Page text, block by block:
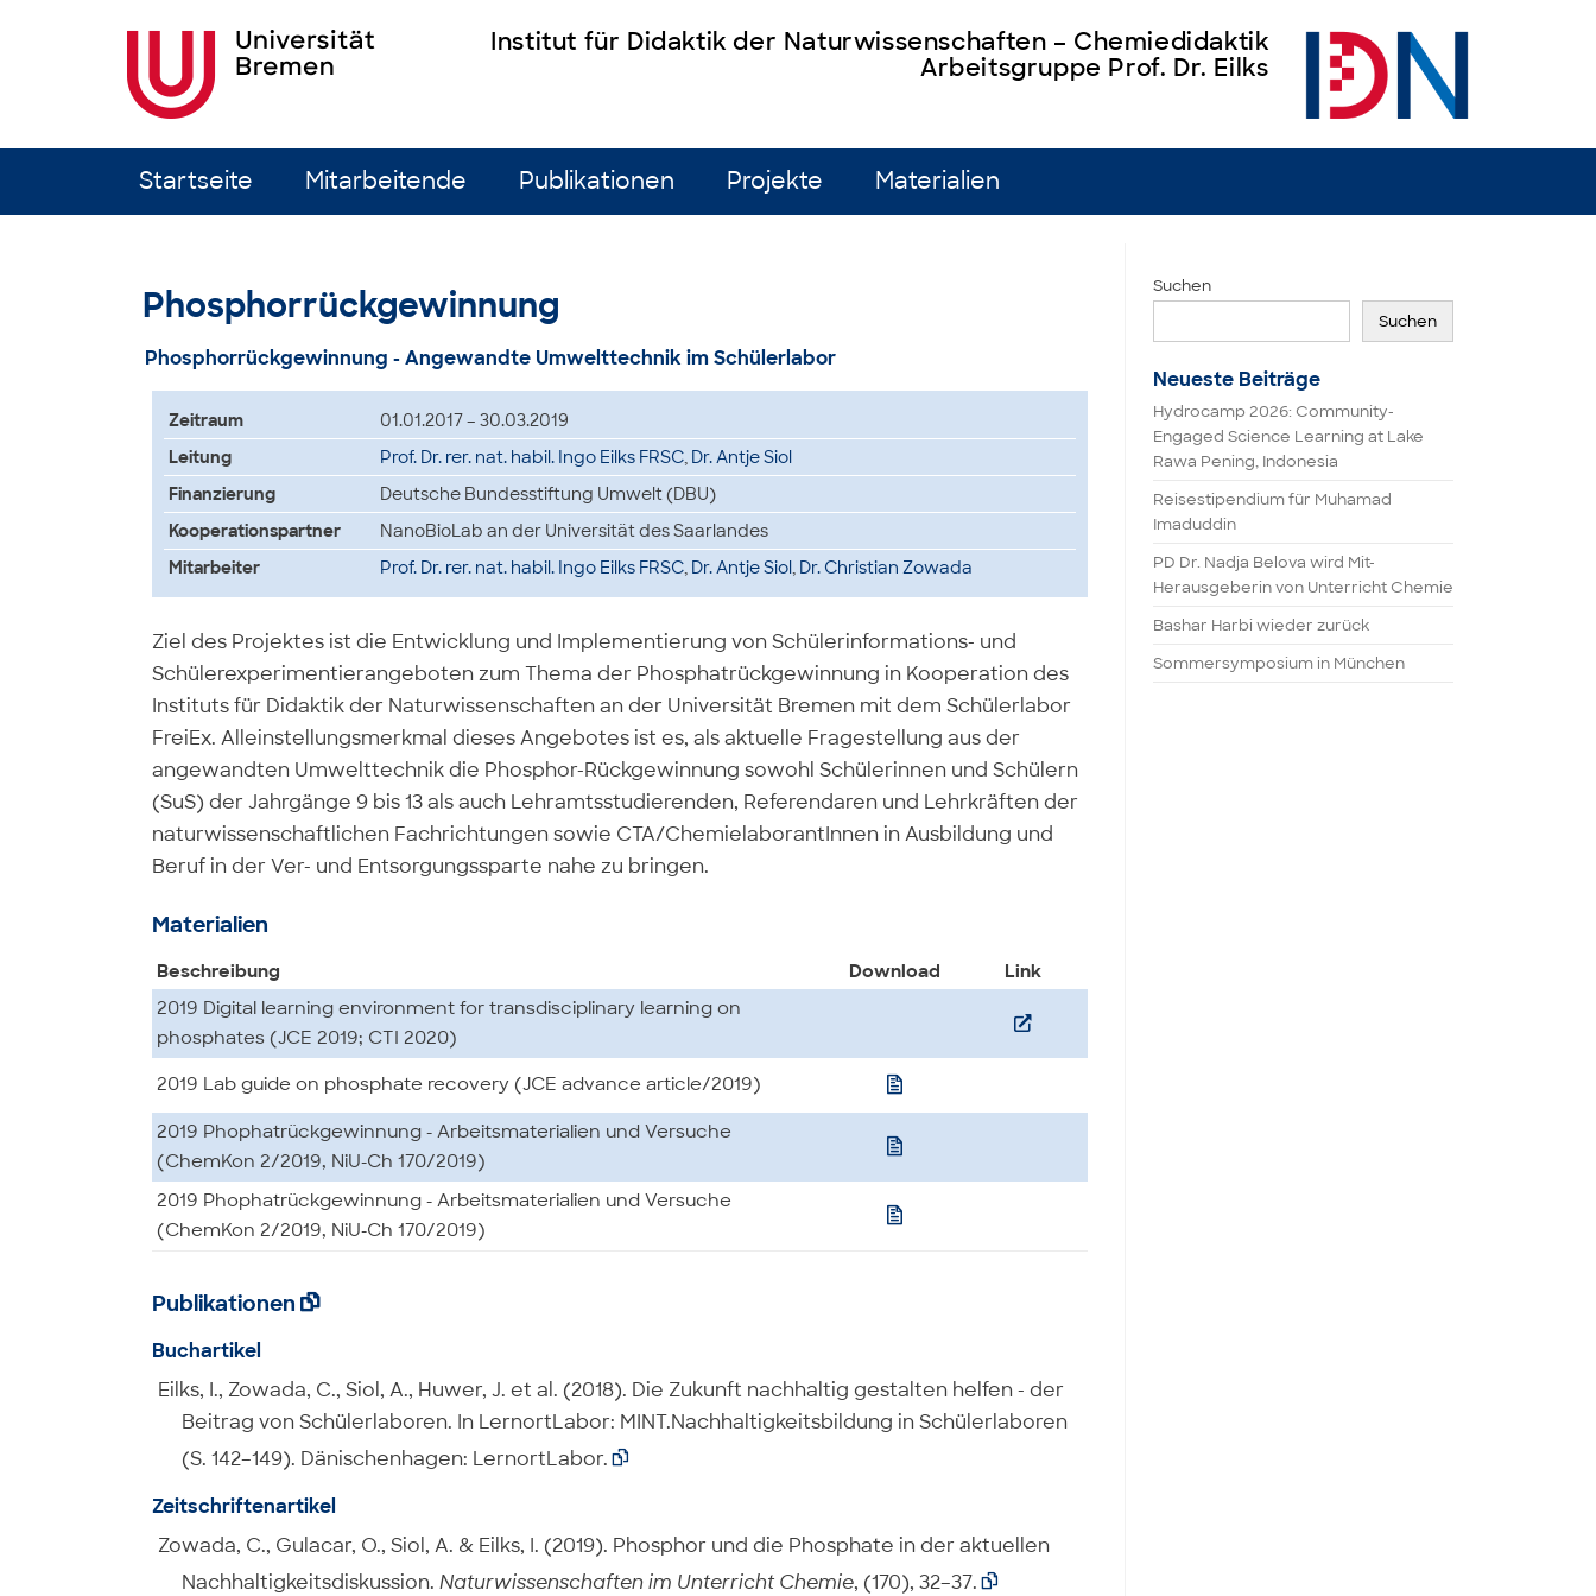
Institut für Didaktik der Naturwissenschaften – Chemiedidaktik
Arbeitsgruppe Prof. Dr. Eilks
Startseite Mitarbeitende Publikationen Projekte Materialien
Phosphorrückgewinnung
Phosphorrückgewinnung - Angewandte Umwelttechnik im Schülerlabor
Zeitraum
01.01.2017 – 30.03.2019
Leitung
Prof. Dr. rer. nat. habil. Ingo Eilks FRSC, Dr. Antje Siol
Finanzierung
Deutsche Bundesstiftung Umwelt (DBU)
Kooperationspartner
NanoBioLab an der Universität des Saarlandes
Mitarbeiter
Prof. Dr. rer. nat. habil. Ingo Eilks FRSC, Dr. Antje Siol, Dr. Christian Zowada
Ziel des Projektes ist die Entwicklung und Implementierung von Schülerinformations- und
Schülerexperimentierangeboten zum Thema der Phosphatrückgewinnung in Kooperation des
Instituts für Didaktik der Naturwissenschaften an der Universität Bremen mit dem Schülerlabor
FreiEx. Alleinstellungsmerkmal dieses Angebotes ist es, als aktuelle Fragestellung aus der
angewandten Umwelttechnik die Phosphor-Rückgewinnung sowohl Schülerinnen und Schülern
(SuS) der Jahrgänge 9 bis 13 als auch Lehramtsstudierenden, Referendaren und Lehrkräften der
naturwissenschaftlichen Fachrichtungen sowie CTA/ChemielaborantInnen in Ausbildung und
Beruf in der Ver- und Entsorgungssparte nahe zu bringen.
Materialien
Beschreibung Download
Link
2019 Digital learning environment for transdisciplinary learning on
phosphates (JCE 2019; CTI 2020)

2019 Lab guide on phosphate recovery (JCE advance article/2019) 
2019 Phophatrückgewinnung - Arbeitsmaterialien und Versuche
(ChemKon 2/2019, NiU-Ch 170/2019)

2019 Phophatrückgewinnung - Arbeitsmaterialien und Versuche
(ChemKon 2/2019, NiU-Ch 170/2019)

Publikationen 
Buchartikel
Eilks, I., Zowada, C., Siol, A., Huwer, J. et al. (2018). Die Zukunft nachhaltig gestalten helfen - der
Beitrag von Schülerlaboren. In LernortLabor: MINT.Nachhaltigkeitsbildung in Schülerlaboren
(S. 142–149). Dänischenhagen: LernortLabor. 
Zeitschriftenartikel
Zowada, C., Gulacar, O., Siol, A. & Eilks, I. (2019). Phosphor und die Phosphate in der aktuellen
Nachhaltigkeitsdiskussion. Naturwissenschaften im Unterricht Chemie, (170), 32–37. 
Suchen
Suchen
Neueste Beiträge
Hydrocamp 2026: Community-
Engaged Science Learning at Lake
Rawa Pening, Indonesia
Reisestipendium für Muhamad
Imaduddin
PD Dr. Nadja Belova wird Mit-
Herausgeberin von Unterricht Chemie
Bashar Harbi wieder zurück
Sommersymposium in München